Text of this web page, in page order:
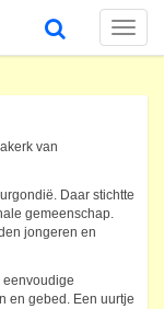
Toggle
van
Daar stichtte
gemeenschap.
jongeren en
eenvoudige
en gebed. Een uurtje